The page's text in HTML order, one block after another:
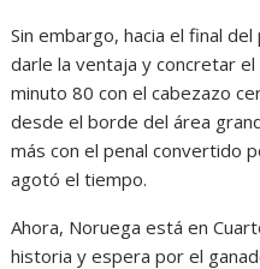
Sin embargo, hacia el final
darle la ventaja y concretar
minuto 80 con el cabezazo
desde el borde del área
más con el penal convertido
agotó el tiempo.
Ahora, Noruega está en
historia y espera por el